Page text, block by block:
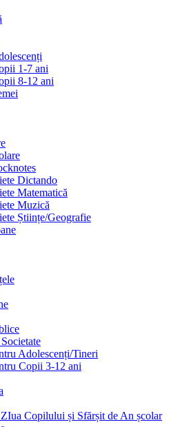
1-7 ani
8-12 ani
Dictando
Matematică
Muzică
Științe/Geografie
Adolescenți/Tineri
Copii 3-12 ani
Copilului și Sfărșit de An școlar